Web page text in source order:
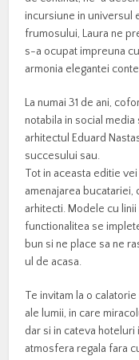
incursiune in universul
frumosului, Laura ne
s-a ocupat impreuna
armonia elegantei
La numai 31 de ani,
notabila in social
arhitectul Eduard
succesului sau.
Tot in aceasta editie
amenajarea
arhitecti. Modele cu
functionalitea se
bun si ne place sa ne
ul de acasa.
Te invitam la o
ale lumii, in care
dar si in cateva
atmosfera regala fara